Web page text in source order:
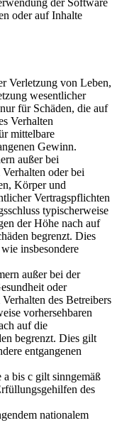
der Software
oder auf Inhalte
Verletzung von Leben,
wesentlicher
für Schäden, die auf
Verhalten
mittelbare
Gewinn.
außer bei
oder bei
Körper und
Vertragspflichten
typischerweise
der Höhe nach auf
begrenzt. Dies
insbesondere
außer bei der
oder
des Betreibers
vorhersehbaren
auf die
begrenzt. Dies gilt
entgangenen
bis c gilt sinngemäß
des
nationalem